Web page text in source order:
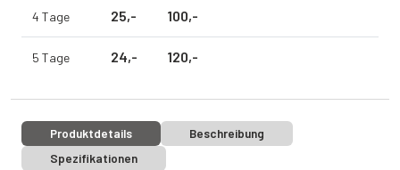
4 Tage 25,- 100,-
5 Tage 24,- 120,-
Produktdetails
Beschreibung
Spezifikationen